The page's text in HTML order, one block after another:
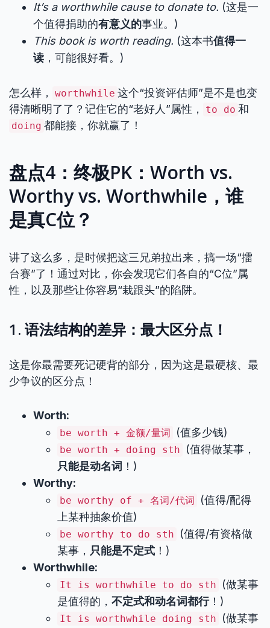
It’s a worthwhile cause to donate to. (这是一
个值得捐助的有意义的事业。)
This book is worth reading. (这本书值得一
读 ，可能很好看。)
怎么样， worthwhile 这个“投资评估师”是不是也变
得清晰明了了？记住它的“老好人”属性，
to do 和
doing 都能接，你就赢了！
盘点4：终极PK：Worth vs.
Worthy vs. Worthwhile，谁
是真C位？
讲了这么多，是时候把这三兄弟拉出来，搞一场“擂
台赛”了！通过对比，你会发现它们各自的“C位”属
性，以及那些让你容易“栽跟头”的陷阱。
1. 语法结构的差异：最大区分点！
这是你最需要死记硬背的部分，因为这是最硬核、最
少争议的区分点！
Worth:
be worth + 金额/量词 (值多少钱)
be worth + doing sth
(值得做某事，
只能是动名词 ！)
Worthy:
be worthy of + 名词/代词
(值得/配得
上某种抽象价值)
be worthy to do sth
(值得/有资格做
某事， 只能是不定式 ！)
Worthwhile:
It is worthwhile to do sth
(做某事
是值得的， 不定式和动名词都行！)
It is worthwhile doing sth
(做某事